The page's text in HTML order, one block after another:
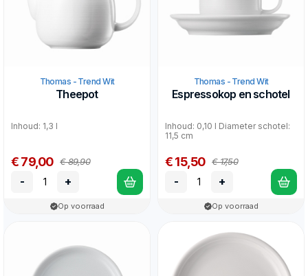
Thomas - Trend Wit
Theepot
Inhoud: 1,3 l
€ 79,00 € 89,90
- +
Op voorraad
Thomas - Trend Wit
Espressokop en schotel
Inhoud: 0,10 l Diameter schotel:
11,5 cm
€ 15,50 € 17,50
- +
Op voorraad